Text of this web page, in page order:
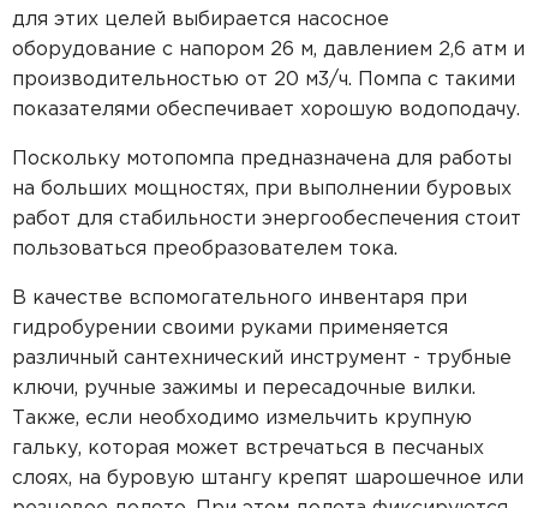
для этих целей выбирается насосное
оборудование с напором 26 м, давлением 2,6 атм и
производительностью от 20 м3/ч. Помпа с такими
показателями обеспечивает хорошую водоподачу.
Поскольку мотопомпа предназначена для работы
на больших мощностях, при выполнении буровых
работ для стабильности энергообеспечения стоит
пользоваться преобразователем тока.
В качестве вспомогательного инвентаря при
гидробурении своими руками применяется
различный сантехнический инструмент - трубные
ключи, ручные зажимы и пересадочные вилки.
Также, если необходимо измельчить крупную
гальку, которая может встречаться в песчаных
слоях, на буровую штангу крепят шарошечное или